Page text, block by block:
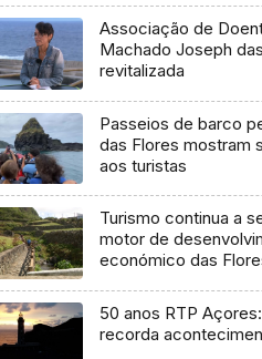
Associação de
Machado Joseph
revitalizada
Passeios de barco
das Flores mostram
aos turistas
Turismo continua a
motor de
económico das
50 anos RTP
recorda